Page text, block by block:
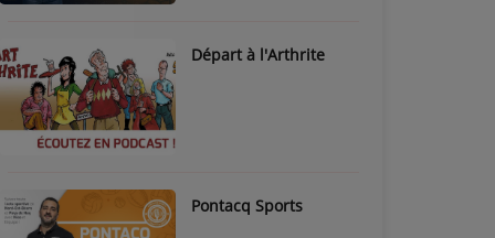
Départ à l'Arthrite
Pontacq Sports